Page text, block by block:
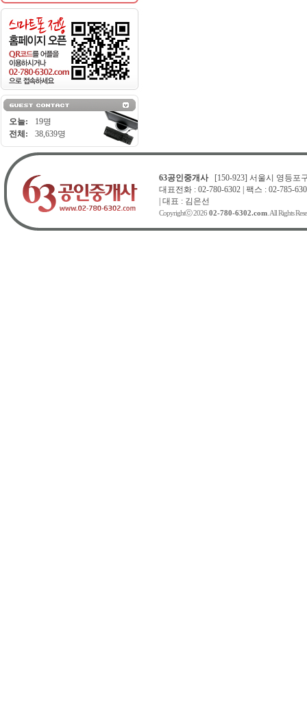
오늘:
19명
전체:
38,639명
63공인중개사[150-923] 서울시 영등포
대표전화 : 02-780-6302 | 팩스 : 02-785-
| 대표 : 김은선
Copyrightⓒ 2026 02-780-6302.com. All Rights